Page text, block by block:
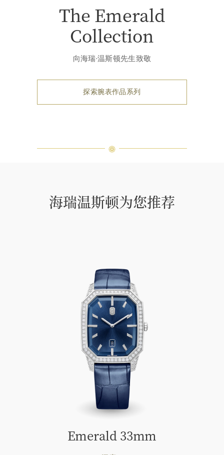
The Emerald
Collection
向海瑞·温斯顿先生致敬
探索腕表作品系列
海瑞温斯顿为您推荐
Emerald 33mm